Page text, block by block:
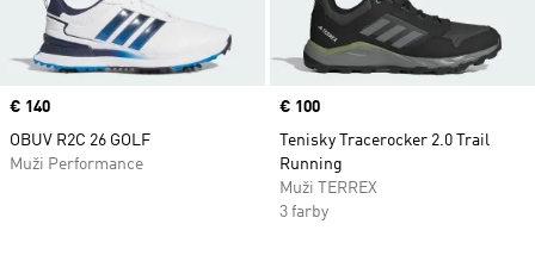
Price
€ 140
OBUV R2C 26 GOLF
Muži Performance
Price
€ 100
Tenisky Tracerocker 2.0 Trail
Running
Muži TERREX
3 farby